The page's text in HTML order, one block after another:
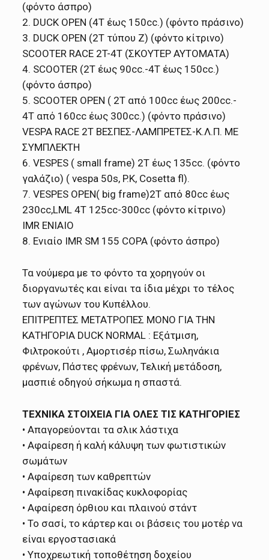
(φόντο άσπρο)
2. DUCK OPEN (4T έως 150cc.) (φόντο πράσινο)
3. DUCK OPEN (2Τ τύπου Z) (φόντο κίτρινο)
SCOOTER RACE 2T-4T (ΣΚΟΥΤΕΡ ΑΥΤΟΜΑΤΑ)
4. SCOOTER (2T έως 90cc.-4T έως 150cc.)
(φόντο άσπρο)
5. SCOOTER OPEN ( 2Τ από 100cc έως 200cc.-
4Τ από 160cc έως 300cc.) (φόντο πράσινο)
VESPA RACE 2T ΒΕΣΠΕΣ-ΛΑΜΠΡΕΤΕΣ-Κ.Λ.Π. ΜΕ
ΣΥΜΠΛΕΚΤΗ
6. VESPES ( small frame) 2Τ έως 135cc. (φόντο
γαλάζιο) ( vespa 50s, P.K, Cosetta fl).
7. VESPES OPEN( big frame)2Τ από 80cc έως
230cc,LML 4T 125cc-300cc (φόντο κίτρινο)
IMR ΕΝΙΑΙΟ
8. Ενιαίο IMR SM 155 COPA (φόντο άσπρο)
Τα νούμερα με το φόντο τα χορηγούν οι
διοργανωτές και είναι τα ίδια μέχρι το τέλος
των αγώνων του Κυπέλλου.
ΕΠΙΤΡΕΠΤΕΣ ΜΕΤΑΤΡΟΠΕΣ ΜΟΝΟ ΓΙΑ ΤΗΝ
ΚΑΤΗΓΟΡΙΑ DUCK NORMAL : Εξάτμιση,
Φιλτροκούτι , Αμορτισέρ πίσω, Σωληνάκια
φρένων, Πάστες φρένων, Τελική μετάδοση,
μασπιέ οδηγού σήκωμα η σπαστά.
ΤΕΧΝΙΚΑ ΣΤΟΙΧΕΙΑ ΓΙΑ ΟΛΕΣ ΤΙΣ ΚΑΤΗΓΟΡΙΕΣ
• Απαγορεύονται τα σλικ λάστιχα
• Αφαίρεση ή καλή κάλυψη των φωτιστικών
σωμάτων
• Αφαίρεση των καθρεπτών
• Αφαίρεση πινακίδας κυκλοφορίας
• Αφαίρεση όρθιου και πλαινού στάντ
• Το σασί, το κάρτερ και οι βάσεις του μοτέρ να
είναι εργοστασιακά
• Υποχρεωτική τοποθέτηση δοχείου